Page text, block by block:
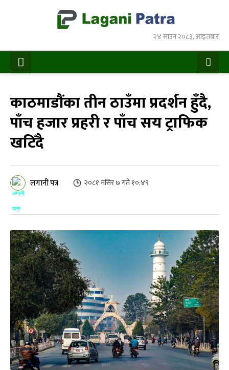
२४ साउन २०८३, आइतबार
काठमाडौंका तीन ठाउँमा प्रदर्शन हुँदै,
पाँच हजार प्रहरी र पाँच सय ट्राफिक
खटिँदै
लगानी पत्र २०८१ मंसिर ७ गते १०:४९